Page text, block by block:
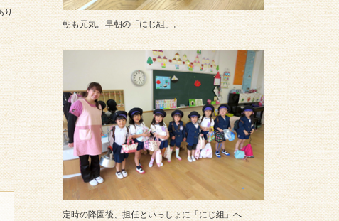
り
朝も元気。早朝の「にじ組」。
定時の降園後、担任といっしょに「にじ組」へ